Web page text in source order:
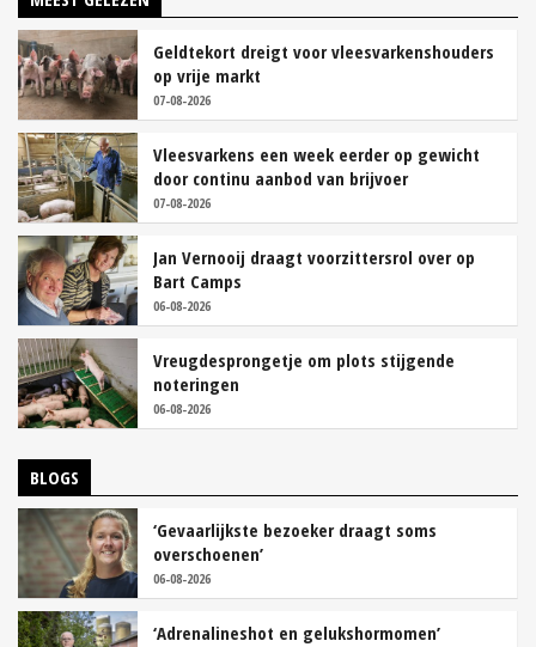
Geldtekort dreigt voor vleesvarkenshouders
op vrije markt
07-08-2026
Vleesvarkens een week eerder op gewicht
door continu aanbod van brijvoer
07-08-2026
Jan Vernooij draagt voorzittersrol over op
Bart Camps
06-08-2026
Vreugdesprongetje om plots stijgende
noteringen
06-08-2026
BLOGS
‘Gevaarlijkste bezoeker draagt soms
overschoenen’
06-08-2026
‘Adrenalineshot en gelukshormomen’